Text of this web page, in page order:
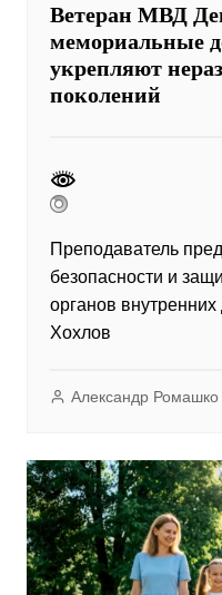
Ветеран МВД
мемориальные
укрепляют
поколений
Преподаватель
безопасности и
органов
Хохлов
Александр Ромашко